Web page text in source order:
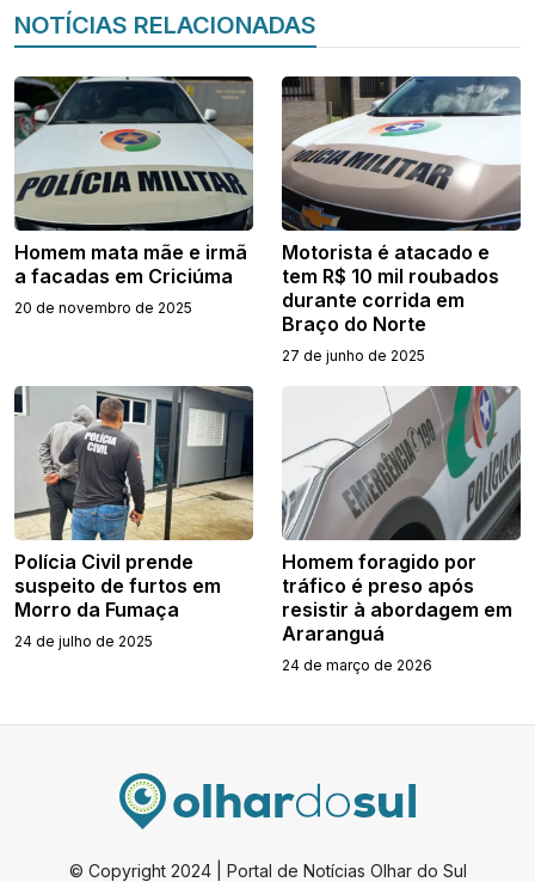
NOTÍCIAS RELACIONADAS
Homem mata mãe e irmã
a facadas em Criciúma
20 de novembro de 2025
Motorista é atacado e
tem R$ 10 mil roubados
durante corrida em
Braço do Norte
27 de junho de 2025
Polícia Civil prende
suspeito de furtos em
Morro da Fumaça
24 de julho de 2025
Homem foragido por
tráfico é preso após
resistir à abordagem em
Araranguá
24 de março de 2026
© Copyright 2024 | Portal de Notícias Olhar do Sul